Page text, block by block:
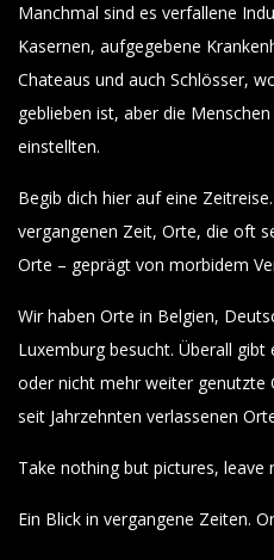
Manchmal sind es verfallene
Kasernen, aufgegebene
Chateaus und auch Schlösser,
geblieben ist, aber die
einstellten.
Begib dich hier auf eine
vergangenen Zeit, Orte, die oft
Orte – geprägt von morbidem
Wir haben Orte in Belgien,
Luxemburg besucht. Überall
oder nicht mehr weiter genutzte
seit Jahrzehnten verlassenen
Take nothing but pictures,
Ein Blick in vergangene Zeiten.